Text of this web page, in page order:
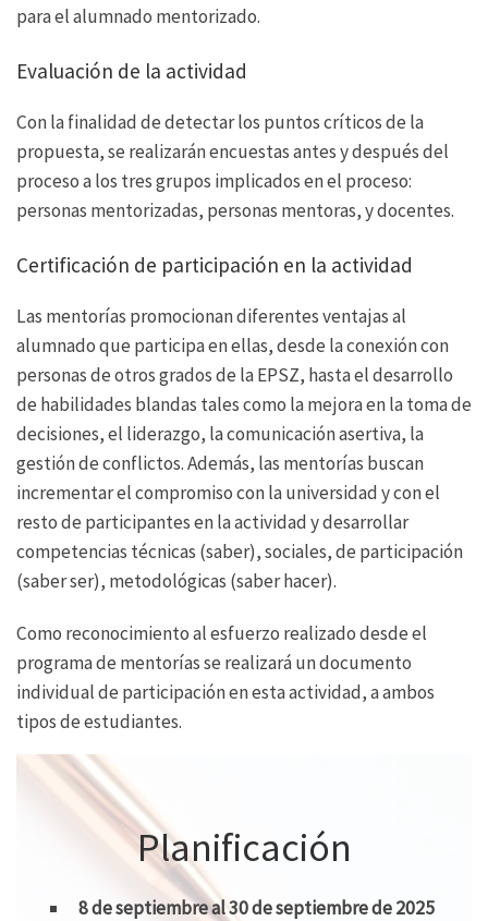
para el alumnado mentorizado.
Evaluación de la actividad
Con la finalidad de detectar los puntos críticos de la
propuesta, se realizarán encuestas antes y después del
proceso a los tres grupos implicados en el proceso:
personas mentorizadas, personas mentoras, y docentes.
Certificación de participación en la actividad
Las mentorías promocionan diferentes ventajas al
alumnado que participa en ellas, desde la conexión con
personas de otros grados de la EPSZ, hasta el desarrollo
de habilidades blandas tales como la mejora en la toma de
decisiones, el liderazgo, la comunicación asertiva, la
gestión de conflictos. Además, las mentorías buscan
incrementar el compromiso con la universidad y con el
resto de participantes en la actividad y desarrollar
competencias técnicas (saber), sociales, de participación
(saber ser), metodológicas (saber hacer).
Como reconocimiento al esfuerzo realizado desde el
programa de mentorías se realizará un documento
individual de participación en esta actividad, a ambos
tipos de estudiantes.
Planificación
8 de septiembre al 30 de septiembre de 2025